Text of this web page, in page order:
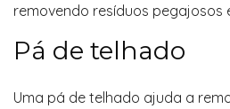
removendo resíduos pegajosos
Pá de telhado
Uma pá de telhado ajuda a